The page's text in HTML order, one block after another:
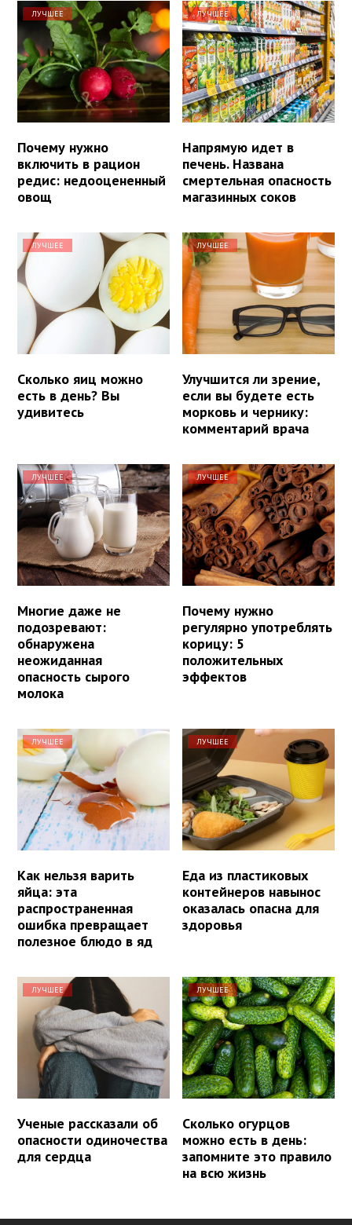
ЛУЧШЕЕ
Почему нужно
включить в рацион
редис: недооцененный
овощ
ЛУЧШЕЕ
Напрямую идет в
печень. Названа
смертельная опасность
магазинных соков
ЛУЧШЕЕ
Сколько яиц можно
есть в день? Вы
удивитесь
ЛУЧШЕЕ
Улучшится ли зрение,
если вы будете есть
морковь и чернику:
комментарий врача
ЛУЧШЕЕ
Многие даже не
подозревают:
обнаружена
неожиданная
опасность сырого
молока
ЛУЧШЕЕ
Почему нужно
регулярно употреблять
корицу: 5
положительных
эффектов
ЛУЧШЕЕ
Как нельзя варить
яйца: эта
распространенная
ошибка превращает
полезное блюдо в яд
ЛУЧШЕЕ
Еда из пластиковых
контейнеров навынос
оказалась опасна для
здоровья
ЛУЧШЕЕ
Ученые рассказали об
опасности одиночества
для сердца
ЛУЧШЕЕ
Сколько огурцов
можно есть в день:
запомните это правило
на всю жизнь